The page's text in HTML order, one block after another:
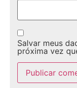
Salvar meus
próxima vez